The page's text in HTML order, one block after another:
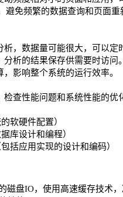
避免频繁的数据查询和页面重
析，数据量可能很大，可以定
分析的结果保存供需要时访问
影响整个系统的运行效率。
检查性能问题和系统性能的优
软硬件配置）
库设计和编程）
括应用实现的设计和编码）
磁盘IO，使用高速缓存技术